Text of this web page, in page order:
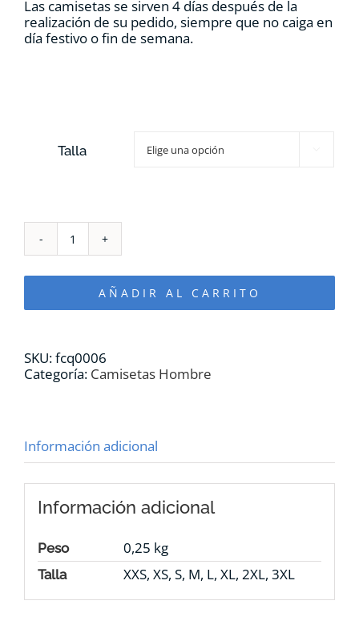
Las camisetas se sirven 4 días después de la
realización de su pedido, siempre que no caiga en
día festivo o fin de semana.
Talla
Camiseta
HOMBRE
cantidad
AÑADIR AL CARRITO
SKU:fcq0006
Categoría: Camisetas Hombre
Información adicional
Información adicional
Peso 0,25 kg
Talla XXS, XS, S, M, L, XL, 2XL, 3XL